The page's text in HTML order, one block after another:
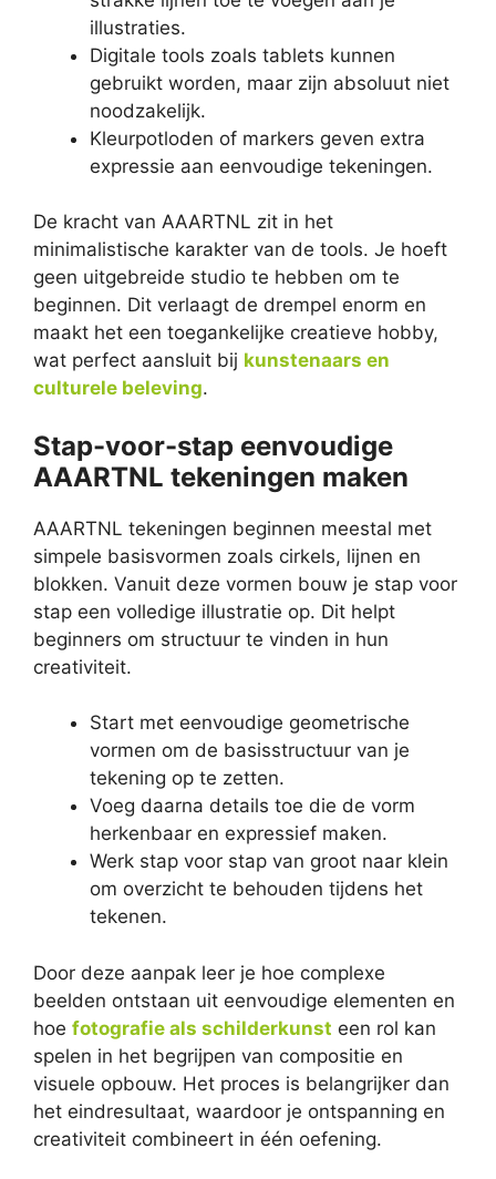
illustraties.
Digitale tools zoals tablets kunnen
gebruikt worden, maar zijn absoluut niet
noodzakelijk.
Kleurpotloden of markers geven extra
expressie aan eenvoudige tekeningen.
De kracht van AAARTNL zit in het
minimalistische karakter van de tools. Je hoeft
geen uitgebreide studio te hebben om te
beginnen. Dit verlaagt de drempel enorm en
maakt het een toegankelijke creatieve hobby,
wat perfect aansluit bij kunstenaars en
culturele beleving.
Stap-voor-stap eenvoudige
AAARTNL tekeningen maken
AAARTNL tekeningen beginnen meestal met
simpele basisvormen zoals cirkels, lijnen en
blokken. Vanuit deze vormen bouw je stap voor
stap een volledige illustratie op. Dit helpt
beginners om structuur te vinden in hun
creativiteit.
Start met eenvoudige geometrische
vormen om de basisstructuur van je
tekening op te zetten.
Voeg daarna details toe die de vorm
herkenbaar en expressief maken.
Werk stap voor stap van groot naar klein
om overzicht te behouden tijdens het
tekenen.
Door deze aanpak leer je hoe complexe
beelden ontstaan uit eenvoudige elementen en
hoe fotografie als schilderkunst een rol kan
spelen in het begrijpen van compositie en
visuele opbouw. Het proces is belangrijker dan
het eindresultaat, waardoor je ontspanning en
creativiteit combineert in één oefening.